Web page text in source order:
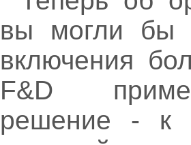
вы могли бы
включения
F&D
решение - к